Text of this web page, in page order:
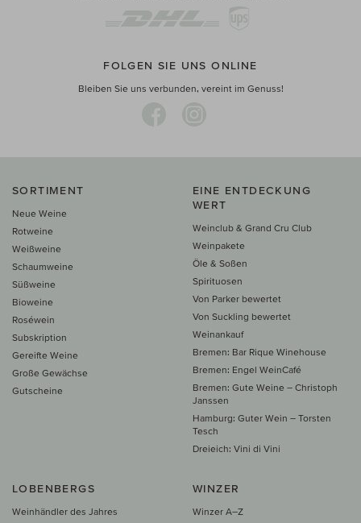
FOLGEN SIE UNS ONLINE
Bleiben Sie uns verbunden, vereint im Genuss!
SORTIMENT
Neue Weine
Rotweine
Weißweine
Schaumweine
Süßweine
Bioweine
Roséwein
Subskription
Gereifte Weine
Große Gewächse
Gutscheine
EINE ENTDECKUNG
WERT
Weinclub & Grand Cru Club
Weinpakete
Öle & Soßen
Spirituosen
Von Parker bewertet
Von Suckling bewertet
Weinankauf
Bremen: Bar Rique Winehouse
Bremen: Engel WeinCafé
Bremen: Gute Weine – Christoph
Janssen
Hamburg: Guter Wein – Torsten
Tesch
Dreieich: Vini di Vini
LOBENBERGS
Weinhändler des Jahres
WINZER
Winzer A–Z